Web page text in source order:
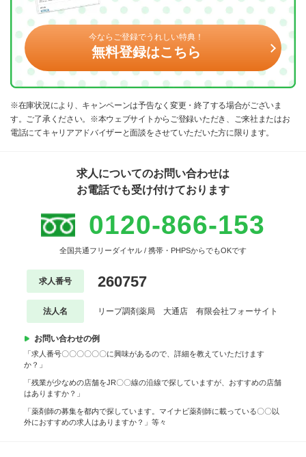
今ならご登録でうれしい特典！
無料登録はこちら
※在庫状況により、キャンペーンは予告なく変更・終了する場合がございま
す。ご了承ください。※本ウェブサイトからご登録いただき、ご来社またはお
電話にてキャリアアドバイザーと面談をさせていただいた方に限ります。
求人についてのお問い合わせは
お電話でも受け付けております
0120-866-153
全国共通フリーダイヤル / 携帯・PHPSからでもOKです
求人番号 260757
法人名 リープ調剤薬局 大通店 有限会社フォーサイト
お問い合わせの例
「求人番号〇〇〇〇〇〇に興味があるので、詳細を教えていただけます
か？」
「残業が少なめの店舗をJR〇〇線の沿線で探していますが、おすすめの店舗
はありますか？」
「薬剤師の募集を都内で探しています。マイナビ薬剤師に載っている〇〇以
外におすすめの求人はありますか？」等々